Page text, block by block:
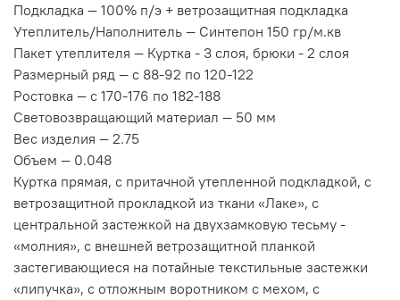
Подкладка — 100% п/э + ветрозащитная подкладка
Утеплитель/Наполнитель — Синтепон 150 гр/м.кв
Пакет утеплителя — Куртка - 3 слоя, брюки - 2 слоя
Размерный ряд — с 88-92 по 120-122
Ростовка — с 170-176 по 182-188
Световозвращающий материал — 50 мм
Вес изделия — 2.75
Объем — 0.048
Куртка прямая, с притачной утепленной подкладкой, с
ветрозащитной прокладкой из ткани «Лаке», с
центральной застежкой на двухзамковую тесьму -
«молния», с внешней ветрозащитной планкой
застегивающиеся на потайные текстильные застежки
«липучка», с отложным воротником с мехом, с